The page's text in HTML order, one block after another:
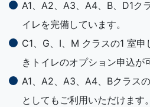
A1、A2、A3、A4、B、D1ク
イレを完備しています。
C1、G、I、M クラスの1 室
きトイレのオプション申込が
A1、A2、A3、A4、Bクラス
としてもご利用いただけます。